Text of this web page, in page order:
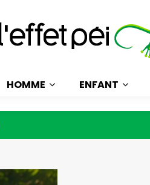
HOMME ENFANT